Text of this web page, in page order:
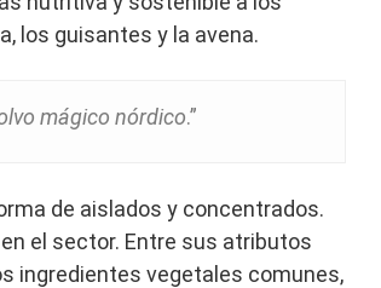
los guisantes y la avena.
mágico nórdico.”
de aislados y concentrados.
el sector. Entre sus atributos
ingredientes vegetales comunes,